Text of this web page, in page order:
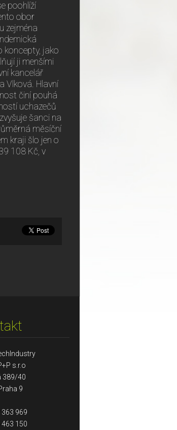
poohlíží
obor
zejména
jako
ji menšími
kancelář
Vlková. Hlavní
činí pouhá
uchazečů
šanci na
měsíční
kraji šlo jen o
108 Kč, v
s.r.o
389/40
9
969
150